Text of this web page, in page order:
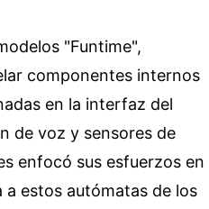
"Funtime",
componentes internos
en la interfaz del
de voz y sensores de
enfocó sus esfuerzos en
estos autómatas de los